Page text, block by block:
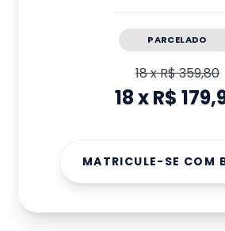
PARCELADO
18xR$ 359,80
18xR$
MATRICULE-SE COM